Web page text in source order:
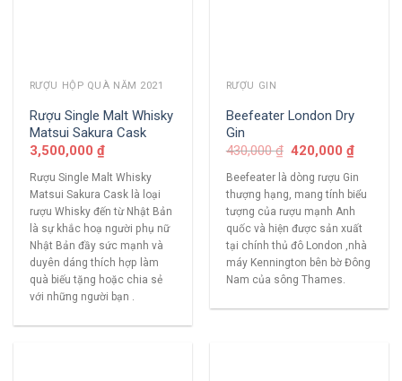
RƯỢU HỘP QUÀ NĂM 2021
Rượu Single Malt Whisky
Matsui Sakura Cask
3,500,000 ₫
Rượu Single Malt Whisky
Matsui Sakura Cask là loại
rượu Whisky đến từ Nhật Bản
là sự khắc hoạ người phụ nữ
Nhật Bản đầy sức mạnh và
duyên dáng thích hợp làm
quà biếu tặng hoặc chia sẻ
với những người bạn .
RƯỢU GIN
Beefeater London Dry
Gin
430,000₫ 420,000₫
Beefeater là dòng rượu Gin
thượng hạng, mang tính biểu
tượng của rượu mạnh Anh
quốc và hiện được sản xuất
tại chính thủ đô London ,nhà
máy Kennington bên bờ Đông
Nam của sông Thames.